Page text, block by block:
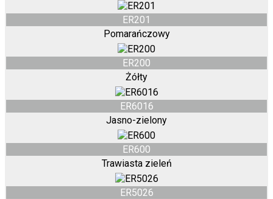
ER201
Pomarańczowy
ER200
Żółty
ER6016
Jasno-zielony
ER600
Trawiasta zieleń
ER5026